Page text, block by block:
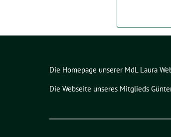
Die Homepage unserer MdL Laura
Die Webseite unseres Mitglieds